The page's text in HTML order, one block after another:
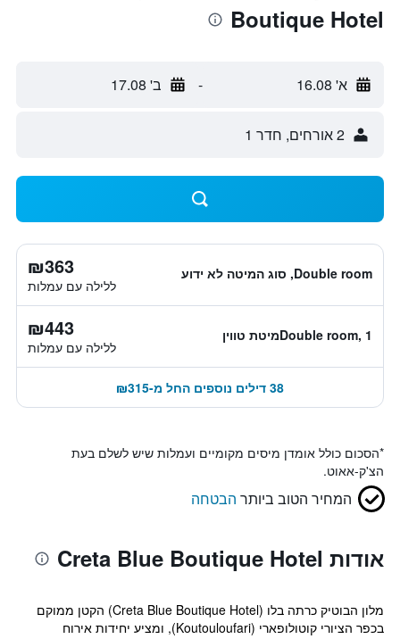
Boutique Hotel
א' 16.08 - ב' 17.08
2 אורחים, חדר 1
Double room, סוג המיטה לא ידוע ₪363
ללילה עם עמלות
Double room, 1מיטת טווין ₪443
ללילה עם עמלות
38 דילים נוספים החל מ-₪315
*הסכום כולל אומדן מיסים מקומיים ועמלות שיש לשלם בעת
הצ'ק-אאוט.
המחיר הטוב ביותר הבטחה
אודות Creta Blue Boutique Hotel
מלון הבוטיק כרתה בלו (Creta Blue Boutique Hotel) הקטן ממוקם
בכפר הציורי קוטולופארי (Koutouloufari), ומציע יחידות אירוח